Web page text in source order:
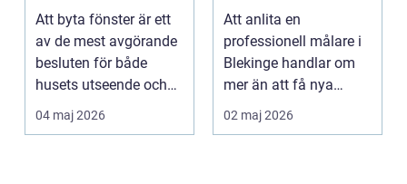
vackert hus
Att byta fönster är ett
av de mest avgörande
besluten för både
husets utseende och
energiförbrukning...
04 maj 2026
hem och företag
Att anlita en
professionell målare i
Blekinge handlar om
mer än att få nya
färger på väggarna.
Rätt ...
02 maj 2026